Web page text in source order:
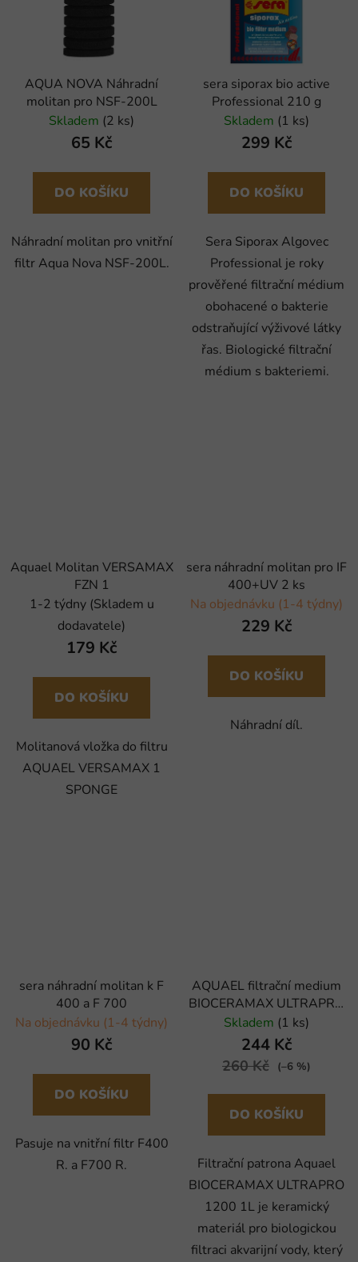
AQUA NOVA Náhradní
molitan pro NSF-200L
Skladem (2 ks)
65 Kč
DO KOŠÍKU
Náhradní molitan pro vnitřní
filtr Aqua Nova NSF-200L.
sera siporax bio active
Professional 210 g
Skladem (1 ks)
299 Kč
DO KOŠÍKU
Sera Siporax Algovec
Professional je roky
prověřené filtrační médium
obohacené o bakterie
odstraňující výživové látky
řas. Biologické filtrační
médium s bakteriemi.
Aquael Molitan VERSAMAX
FZN 1
1-2 týdny (Skladem u
dodavatele)
179 Kč
DO KOŠÍKU
Molitanová vložka do filtru
AQUAEL VERSAMAX 1
SPONGE
sera náhradní molitan pro IF
400+UV 2 ks
Na objednávku (1-4 týdny)
229 Kč
DO KOŠÍKU
Náhradní díl.
sera náhradní molitan k F
400 a F 700
Na objednávku (1-4 týdny)
90 Kč
DO KOŠÍKU
Pasuje na vnitřní filtr F400
R. a F700 R.
AQUAEL filtrační medium
BIOCERAMAX ULTRAPRO
1200 1L (N)
Skladem (1 ks)
244 Kč
260 Kč (–6 %)
DO KOŠÍKU
Filtrační patrona Aquael
BIOCERAMAX ULTRAPRO
1200 1L je keramický
materiál pro biologickou
filtraci akvarijní vody, který